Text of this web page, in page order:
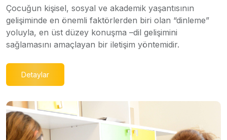
Çocuğun kişisel, sosyal ve akademik yaşantısının
gelişiminde en önemli faktörlerden biri olan “dinleme”
yoluyla, en üst düzey konuşma –dil gelişimini
sağlamasını amaçlayan bir iletişim yöntemidir.
Detaylar